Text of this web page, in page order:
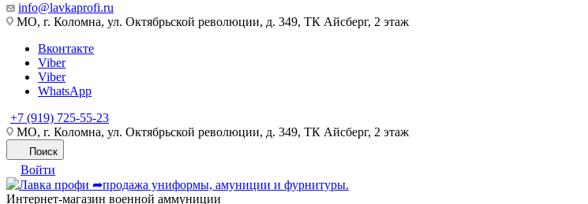
info@lavkaprofi.ru
МО, г. Коломна, ул. Октябрьской революции, д. 349, ТК Айсберг, 2 этаж
Вконтакте
Viber
Viber
WhatsApp
+7 (919) 725-55-23
МО, г. Коломна, ул. Октябрьской революции, д. 349, ТК Айсберг, 2 этаж
Поиск
Войти
Интернет-магазин военной аммуниции